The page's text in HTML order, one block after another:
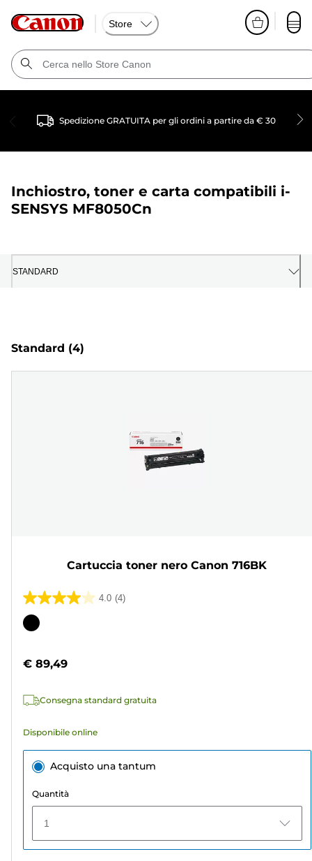
Store
Spedizione GRATUITA per gli ordini a partire da € 30
Inchiostro, toner e carta compatibili i-
SENSYS MF8050Cn
STANDARD
Standard (4)
Cartuccia toner nero Canon 716BK
4.0 (4)
4.0
su
4
Cartuccia
€ 89,49
Consegna standard gratuita
Disponibile online
Acquisto una tantum
Quantità
1